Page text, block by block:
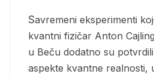
Savremeni eksperimenti koje je sproveo
kvantni fizičar Anton
u Beču dodatno su
aspekte kvantne realnosti,